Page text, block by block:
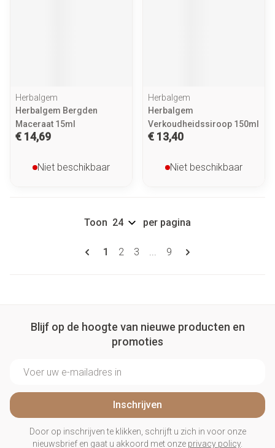
Herbalgem
Herbalgem Bergden
Maceraat 15ml
€ 14,69
Niet beschikbaar
Herbalgem
Herbalgem
Verkoudheidssiroop 150ml
€ 13,40
Niet beschikbaar
Pagina's
U lees momenteel pagina
1 Pagina
2 Pagina
3 ... Pagina
9
Toon per pagina
Blijf op de hoogte van nieuwe producten en
promoties
Inschrijven
Door op inschrijven te klikken, schrijft u zich in voor onze
nieuwsbrief en gaat u akkoord met onze privacy policy.